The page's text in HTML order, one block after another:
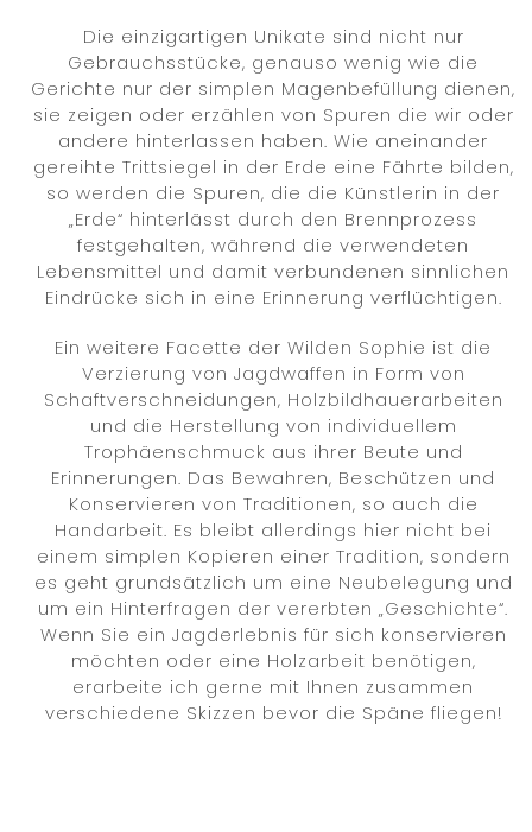
Die einzigartigen Unikate sind nicht nur
Gebrauchsstücke, genauso wenig wie die
Gerichte nur der simplen Magenbefüllung dienen,
sie zeigen oder erzählen von Spuren die wir oder
andere hinterlassen haben. Wie aneinander
gereihte Trittsiegel in der Erde eine Fährte bilden,
so werden die Spuren, die die Künstlerin in der
„Erde“ hinterlässt durch den Brennprozess
festgehalten, während die verwendeten
Lebensmittel und damit verbundenen sinnlichen
Eindrücke sich in eine Erinnerung verflüchtigen.
Ein weitere Facette der Wilden Sophie ist die
Verzierung von Jagdwaffen in Form von
Schaftverschneidungen, Holzbildhauerarbeiten
und die Herstellung von individuellem
Trophäenschmuck aus ihrer Beute und
Erinnerungen. Das Bewahren, Beschützen und
Konservieren von Traditionen, so auch die
Handarbeit. Es bleibt allerdings hier nicht bei
einem simplen Kopieren einer Tradition, sondern
es geht grundsätzlich um eine Neubelegung und
um ein Hinterfragen der vererbten „Geschichte“.
Wenn Sie ein Jagderlebnis für sich konservieren
möchten oder eine Holzarbeit benötigen,
erarbeite ich gerne mit Ihnen zusammen
verschiedene Skizzen bevor die Späne fliegen!